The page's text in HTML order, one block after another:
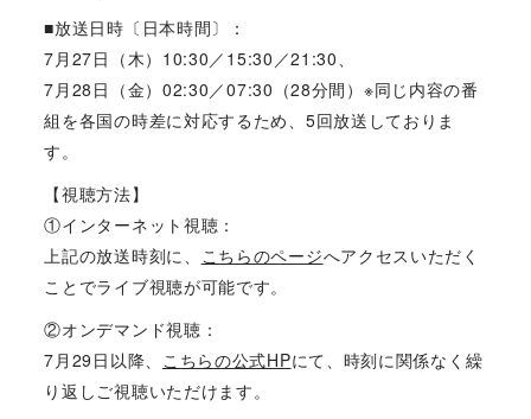
■放送日時〔日本時間〕：
7月27日（木）10:30／15:30／21:30、
7月28日（金）02:30／07:30（28分間）※同じ内容の番
組を各国の時差に対応するため、5回放送しておりま
す。
【視聴方法】
①インターネット視聴：
上記の放送時刻に、
こちらのページへアクセスいただく
ことでライブ視聴が可能です。
②オンデマンド視聴：
7月29日以降、
こちらの公式HPにて、時刻に関係なく繰
り返しご視聴いただけます。